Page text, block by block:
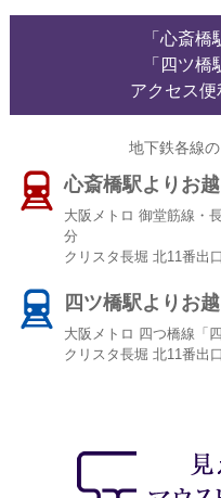
「心斎
「四ツ
アクセス
地下鉄各線
心斎橋駅よりお
大阪メトロ 御堂筋線・
分
クリスタ長堀 北11番出
四ツ橋駅よりお
大阪メトロ 四つ橋線「
クリスタ長堀 北11番出